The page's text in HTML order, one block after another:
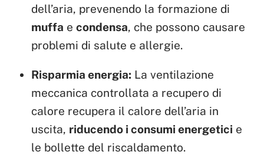
dell’aria, prevenendo la formazione di
muffa econdensa, che possono causare
problemi di salute e allergie.
Risparmia energia: La ventilazione
meccanica controllata a recupero di
calore recupera il calore dell’aria in
uscita, riducendo i consumi energetici e
le bollette del riscaldamento.